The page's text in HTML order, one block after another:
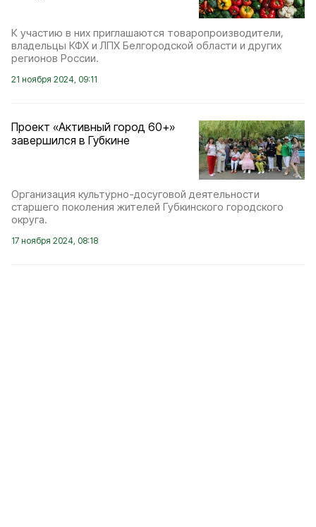
К участию в них приглашаются товаропроизводители,
владельцы КФХ и ЛПХ Белгородской области и других
регионов России.
21 ноября 2024, 09:11
Проект «Активный город 60+»
завершился в Губкине
Организация культурно-досуговой деятельности
старшего поколения жителей Губкинского городского
округа.
17 ноября 2024, 08:18